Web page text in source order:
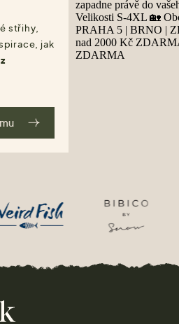
střihy,
jak